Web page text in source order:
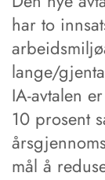
har to
lange/
IA-avtalen
10 prosent
mål å